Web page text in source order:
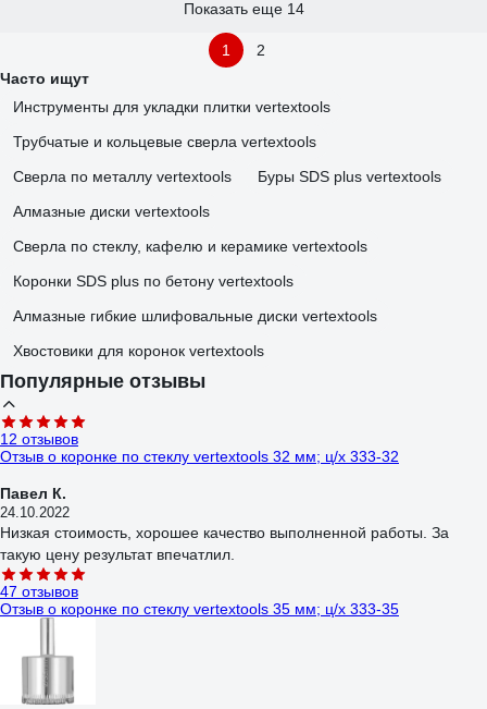
Показать еще 14
1
2
Часто ищут
Инструменты для укладки плитки vertextools
Трубчатые и кольцевые сверла vertextools
Сверла по металлу vertextools
Буры SDS plus vertextools
Алмазные диски vertextools
Сверла по стеклу, кафелю и керамике vertextools
Коронки SDS plus по бетону vertextools
Алмазные гибкие шлифовальные диски vertextools
Хвостовики для коронок vertextools
Популярные отзывы
12 отзывов
Отзыв о коронке по стеклу vertextools 32 мм; ц/х 333-32
Павел К.
24.10.2022
Низкая стоимость, хорошее качество выполненной работы. За
такую цену результат впечатлил.
47 отзывов
Отзыв о коронке по стеклу vertextools 35 мм; ц/х 333-35